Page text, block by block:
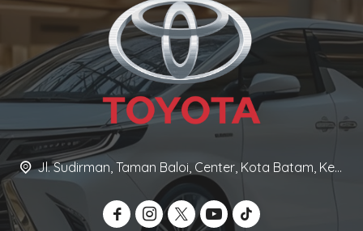
Jl. Sudirman, Taman Baloi, Center, Kota Batam, Kepulauan Riau 29432